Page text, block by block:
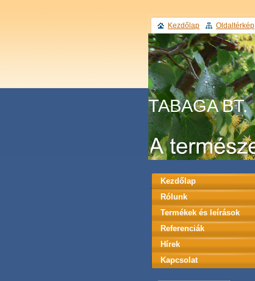
TABAGA BT.
Kezdőlap
Rólunk
Termékek és leírások
Referenciák
Hírek
Kapcsolat
Kezdőlap Oldaltérkép